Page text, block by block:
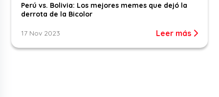
Perú vs. Bolivia: Los mejores memes que dejó la
derrota de la Bicolor
17 Nov 2023 Leer más